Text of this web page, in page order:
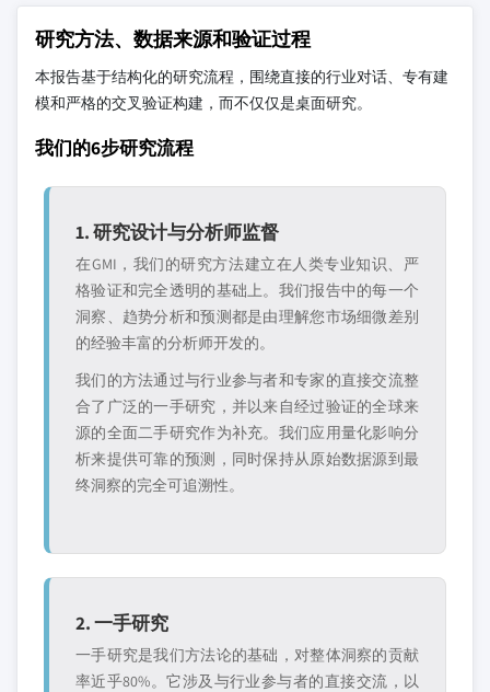
研究方法、数据来源和验证过程
本报告基于结构化的研究流程，围绕直接的行业对话、专有建
模和严格的交叉验证构建，而不仅仅是桌面研究。
我们的6步研究流程
1. 研究设计与分析师监督
在GMI，我们的研究方法建立在人类专业知识、严
格验证和完全透明的基础上。我们报告中的每一个
洞察、趋势分析和预测都是由理解您市场细微差别
的经验丰富的分析师开发的。
我们的方法通过与行业参与者和专家的直接交流整
合了广泛的一手研究，并以来自经过验证的全球来
源的全面二手研究作为补充。我们应用量化影响分
析来提供可靠的预测，同时保持从原始数据源到最
终洞察的完全可追溯性。
2. 一手研究
一手研究是我们方法论的基础，对整体洞察的贡献
率近乎80%。它涉及与行业参与者的直接交流，以